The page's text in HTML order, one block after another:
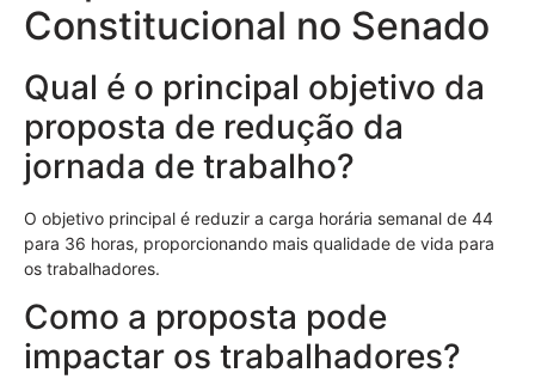
Constitucional no Senado
Qual é o principal objetivo da
proposta de redução da
jornada de trabalho?
O objetivo principal é reduzir a carga horária semanal de 44
para 36 horas, proporcionando mais qualidade de vida para
os trabalhadores.
Como a proposta pode
impactar os trabalhadores?